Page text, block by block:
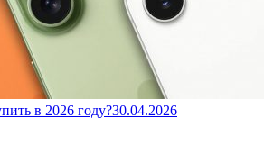
в 2026 году?30.04.2026